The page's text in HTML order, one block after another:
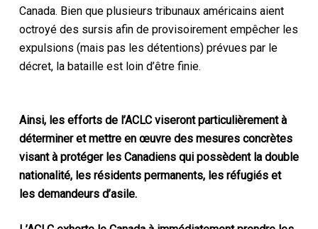
Canada. Bien que plusieurs tribunaux américains aient
octroyé des sursis afin de provisoirement empêcher les
expulsions (mais pas les détentions) prévues par le
décret, la bataille est loin d’être finie.
Ainsi, les efforts de l’ACLC viseront particulièrement à
déterminer et mettre en œuvre des mesures concrètes
visant à protéger les Canadiens qui possèdent la double
nationalité, les résidents permanents, les réfugiés et
les demandeurs d’asile.